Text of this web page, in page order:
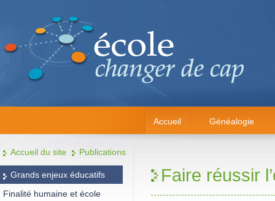
Accueil Généalogie
Accueil du site Publications
Grands enjeux éducatifs
Finalité humaine et école
Faire réussir